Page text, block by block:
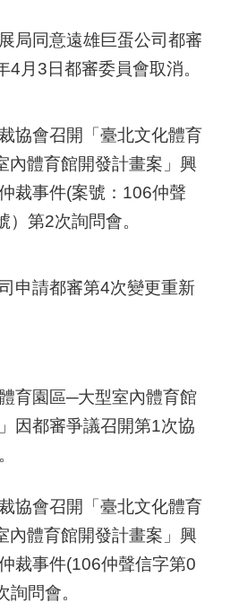
局同意遠雄巨蛋公司都審
4月3日都審委員會取消。
協會召開「臺北文化體育
內體育館開發計畫案」興
裁事件(案號：106仲聲
）第2次詢問會。
申請都審第4次變更重新
體育園區─大型室內體育館
因都審爭議召開第1次協
協會召開「臺北文化體育
內體育館開發計畫案」興
裁事件(106仲聲信字第0
詢問會。